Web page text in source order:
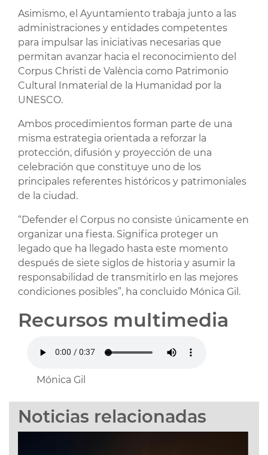
Asimismo, el Ayuntamiento trabaja junto a las
administraciones y entidades competentes
para impulsar las iniciativas necesarias que
permitan avanzar hacia el reconocimiento del
Corpus Christi de València como Patrimonio
Cultural Inmaterial de la Humanidad por la
UNESCO.
Ambos procedimientos forman parte de una
misma estrategia orientada a reforzar la
protección, difusión y proyección de una
celebración que constituye uno de los
principales referentes históricos y patrimoniales
de la ciudad.
“Defender el Corpus no consiste únicamente en
organizar una fiesta. Significa proteger un
legado que ha llegado hasta este momento
después de siete siglos de historia y asumir la
responsabilidad de transmitirlo en las mejores
condiciones posibles”, ha concluido Mónica Gil.
Recursos multimedia
Mónica Gil
Noticias relacionadas